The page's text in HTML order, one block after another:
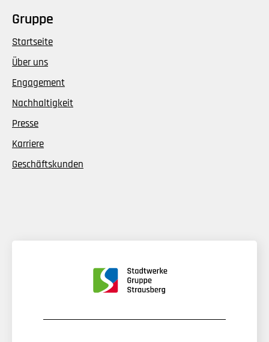
Gruppe
Startseite
Über uns
Engagement
Nachhaltigkeit
Presse
Karriere
Geschäftskunden